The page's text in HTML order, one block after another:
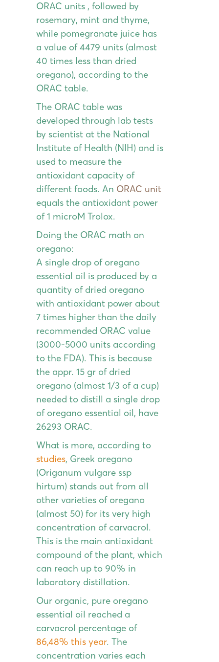
ORAC units , followed by
rosemary, mint and thyme,
while pomegranate juice has
a value of 4479 units (almost
40 times less than dried
oregano), according to the
ORAC table.
The ORAC table was
developed through lab tests
by scientist at the National
Institute of Health (NIH) and is
used to measure the
antioxidant capacity of
different foods. An ORAC unit
equals the antioxidant power
of 1 microM Trolox.
Doing the ORAC math on
oregano:
A single drop of oregano
essential oil is produced by a
quantity of dried oregano
with antioxidant power about
7 times higher than the daily
recommended ORAC value
(3000-5000 units according
to the FDA). This is because
the appr. 15 gr of dried
oregano (almost 1/3 of a cup)
needed to distill a single drop
of oregano essential oil, have
26293 ORAC.
What is more, according to
studies, Greek oregano
(Origanum vulgare ssp
hirtum) stands out from all
other varieties of oregano
(almost 50) for its very high
concentration of carvacrol.
This is the main antioxidant
compound of the plant, which
can reach up to 90% in
laboratory distillation.
Our organic, pure oregano
essential oil reached a
carvacrol percentage of
86,48% this year. The
concentration varies each